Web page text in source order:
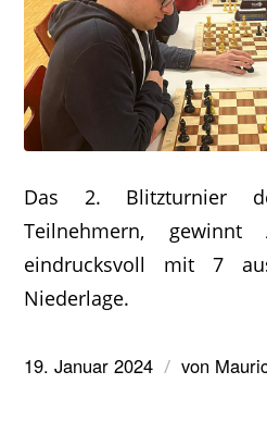
Das 2. Blitzturnier
Teilnehmern, gewinnt
eindrucksvoll mit 7
Niederlage.
19. Januar 2024 / von